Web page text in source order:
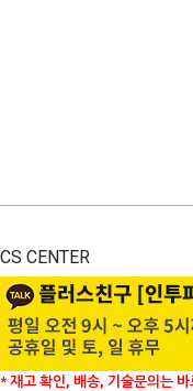
CS CENTER
* 재고 확인, 배송, 기술문의는